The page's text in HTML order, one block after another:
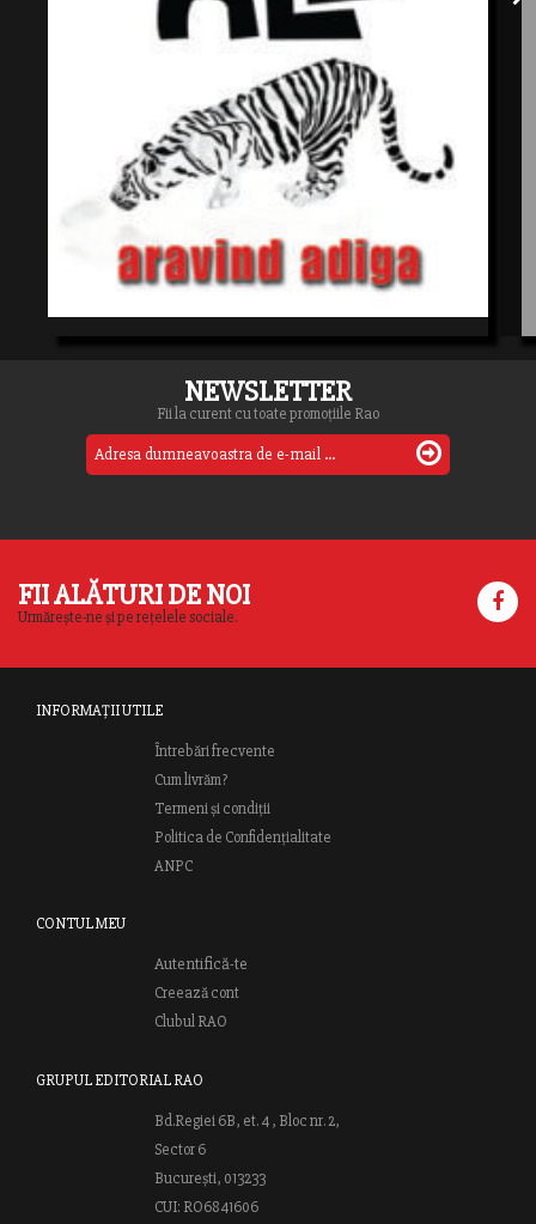
NEWSLETTER
Fii la curent cu toate promoțiile Rao
FII ALĂTURI DE NOI
Urmărește-ne și pe rețelele sociale.
INFORMAȚII UTILE
Întrebări frecvente
Cum livrăm?
Termeni și condiții
Politica de Confidențialitate
ANPC
CONTUL MEU
Autentifică-te
Creează cont
Clubul RAO
GRUPUL EDITORIAL RAO
Bd.Regiei 6B, et. 4 , Bloc nr. 2,
Sector 6
București, 013233
CUI: RO6841606